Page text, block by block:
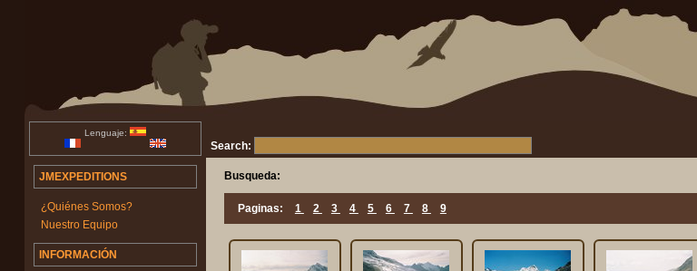
Lenguaje:
JMEXPEDITIONS
¿Quiénes Somos?
Nuestro Equipo
INFORMACIÓN
Search:
Busqueda:
Paginas: 1 2 3 4 5 6 7 8 9